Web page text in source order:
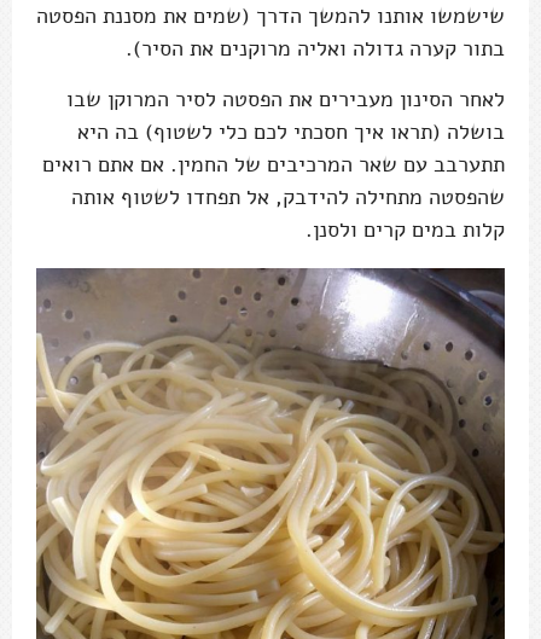
שישמשו אותנו להמשך הדרך (שמים את מסננת הפסטה
בתור קערה גדולה ואליה מרוקנים את הסיר).
לאחר הסינון מעבירים את הפסטה לסיר המרוקן שבו
בושלה (תראו איך חסכתי לכם כלי לשטוף) בה היא
תתערבב עם שאר המרכיבים של החמין. אם אתם רואים
שהפסטה מתחילה להידבק, אל תפחדו לשטוף אותה
קלות במים קרים ולסנן.